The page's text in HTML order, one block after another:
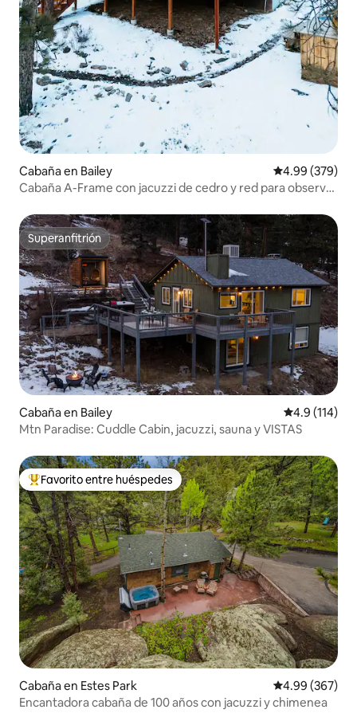
Cabaña en Bailey Calificación
4.99 (379)
Cabaña A-Frame con jacuzzi de cedro y red para observar
Superanfitrión
Superanfitrión
Cabaña en Bailey Calificación
4.9 (114)
Mtn Paradise: Cuddle Cabin, jacuzzi, sauna y VISTAS
De los mejores en Favorito entre huéspedes
Favorito entre huéspedes
Cabaña en Estes Park Calificación
4.99 (367)
Encantadora cabaña de 100 años con jacuzzi y chimenea